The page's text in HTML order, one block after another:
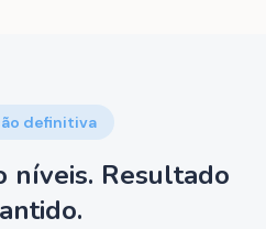
definitiva
níveis. Resultado